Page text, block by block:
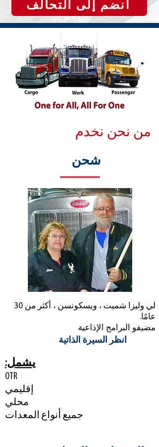
انضم إلى التحالف
من نحن نخدم
شحن
لي وليزا شميت ، ويسكونسن ، أكثر من 30
عامًا.
مضيفو البرامج الإذاعية
انظر السيرة الذاتية
يشمل:
OTR
إقليمي
محلي
جميع أنواع المعدات